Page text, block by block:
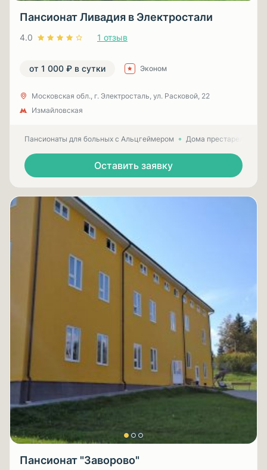
Пансионат Ливадия в Электростали
4.0 1 отзыв
от 1 000 ₽ в сутки Эконом
Московская обл., г. Электросталь, ул. Расковой, 22
Измайловская
Пансионаты для больных с Альцгеймером Дома престарелых
Оставить заявку
Пансионат "Заворово"